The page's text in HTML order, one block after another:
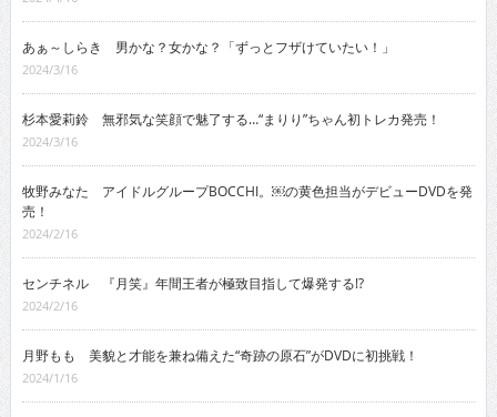
あぁ～しらき 男かな？女かな？「ずっとフザけていたい！」
2024/3/16
杉本愛莉鈴 無邪気な笑顔で魅了する…“まりり”ちゃん初トレカ発売！
2024/3/16
牧野みなた アイドルグループBOCCHI。￼の黄色担当がデビューDVDを発
売！
2024/2/16
センチネル 『月笑』年間王者が極致目指して爆発する!?
2024/2/16
月野もも 美貌と才能を兼ね備えた“奇跡の原石”がDVDに初挑戦！
2024/1/16